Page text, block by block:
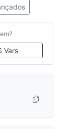
Vars